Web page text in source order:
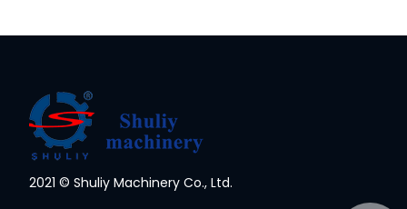
2021 © Shuliy Machinery Co., Ltd.